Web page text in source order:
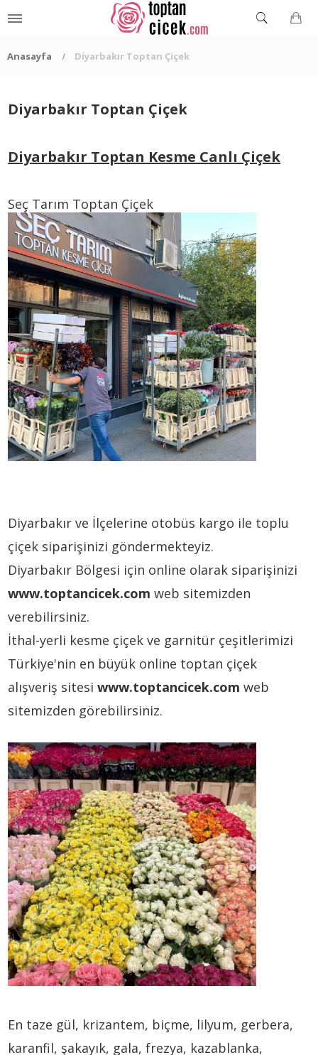
Anasayfa Diyarbakır Toptan Çiçek
Diyarbakır Toptan Çiçek
Diyarbakır Toptan Kesme Canlı Çiçek
Seç Tarım Toptan Çiçek
Diyarbakır ve İlçelerine otobüs kargo ile toplu
çiçek siparişinizi göndermekteyiz.
Diyarbakır Bölgesi için online olarak siparişinizi
www.toptancicek.com web sitemizden
verebilirsiniz.
İthal-yerli kesme çiçek ve garnitür çeşitlerimizi
Türkiye'nin en büyük online toptan çiçek
alışveriş sitesiwww.toptancicek.com web
sitemizden görebilirsiniz.
En taze gül, krizantem, biçme, lilyum, gerbera,
karanfil, şakayık, gala, frezya, kazablanka,